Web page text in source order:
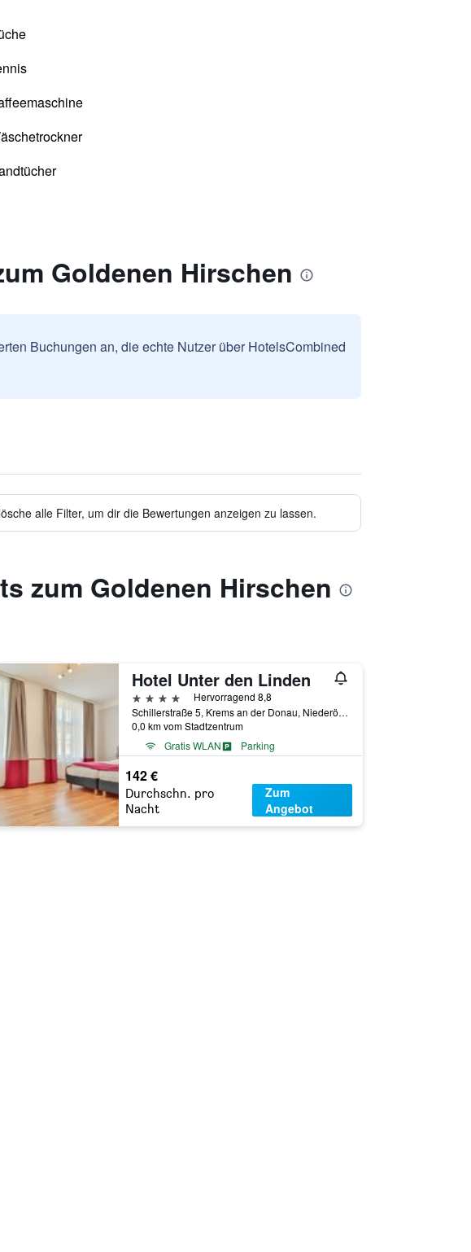
Goldenen Hirschen
Buchungen an, die echte Nutzer über HotelsCombined
alle Filter, um dir die Bewertungen anzeigen zu lassen.
zum Goldenen Hirschen
Hotel Unter den Linden
4 Sterne
Hervorragend 8,8
Schillerstraße 5, Krems an der Donau, Niederösterreich, Österreich
0,0 km vom Stadtzentrum
Gratis WLAN
Parking
142 €
Durchschn. pro
Nacht
Zum
Angebot